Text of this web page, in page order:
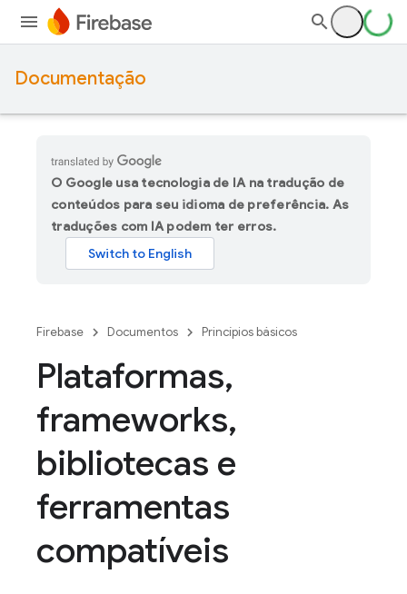
Documentação
O Google usa tecnologia de IA na tradução de
conteúdos para seu idioma de preferência. As
traduções com IA podem ter erros.
Firebase Documentos Princípios básicos
Plataformas,
frameworks,
bibliotecas e
ferramentas
compatíveis